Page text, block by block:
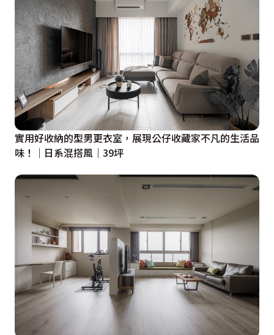
實用好收納的型男更衣室，展現公仔收藏家不凡的生活品
味！｜日系混搭風｜39坪